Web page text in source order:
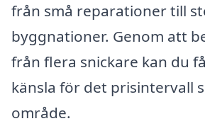
från små reparationer till
byggnationer. Genom att
från flera snickare kan du
känsla för det prisintervall
område.